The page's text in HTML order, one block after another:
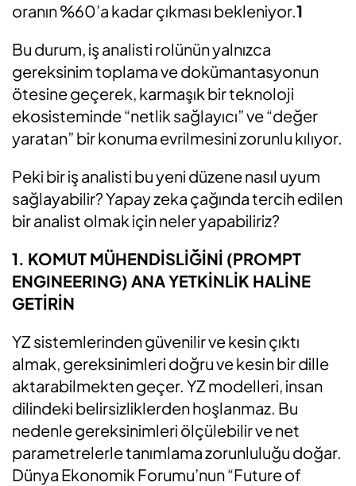
oranın %60’a kadar çıkması bekleniyor.1
Bu durum, iş analisti rolünün yalnızca
gereksinim toplama ve dokümantasyonun
ötesine geçerek, karmaşık bir teknoloji
ekosisteminde “netlik sağlayıcı” ve “değer
yaratan” bir konuma evrilmesini zorunlu kılıyor.
Peki bir iş analisti bu yeni düzene nasıl uyum
sağlayabilir? Yapay zeka çağında tercih edilen
bir analist olmak için neler yapabiliriz?
1. KOMUT MÜHENDİSLİĞİNİ (PROMPT
ENGINEERING) ANA YETKİNLİK HALİNE
GETİRİN
YZ sistemlerinden güvenilir ve kesin çıktı
almak, gereksinimleri doğru ve kesin bir dille
aktarabilmekten geçer. YZ modelleri, insan
dilindeki belirsizliklerden hoşlanmaz. Bu
nedenle gereksinimleri ölçülebilir ve net
parametrelerle tanımlama zorunluluğu doğar.
Dünya Ekonomik Forumu’nun “Future of